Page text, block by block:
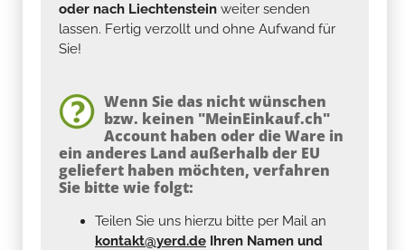
oder nach Liechtenstein weiter senden
lassen. Fertig verzollt und ohne Aufwand für
Sie!
Wenn Sie das nicht wünschen
bzw. keinen "MeinEinkauf.ch"
Account haben oder die Ware in
ein anderes Land außerhalb der EU
geliefert haben möchten, verfahren
Sie bitte wie folgt:
Teilen Sie uns hierzu bitte per Mail an
kontakt@yerd.de Ihren Namen und